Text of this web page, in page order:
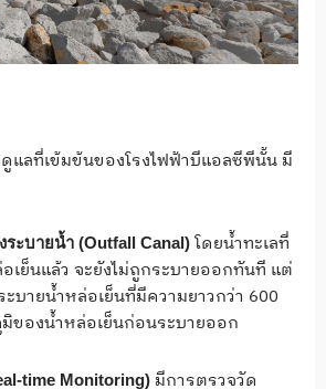
แลที่เข้มข้นของโรงไฟฟ้าบีแอลซีพีนั้น มี
ะบายน้ำ (Outfall Canal) โดยน้ำทะเลที่
เย็นแล้ว จะยังไม่ถูกระบายออกทันที แต่
บายน้ำหล่อเย็นที่มีความยาวกว่า 600
ของน้ำหล่อเย็นก่อนระบายออก
time Monitoring) มีการตรวจวัด